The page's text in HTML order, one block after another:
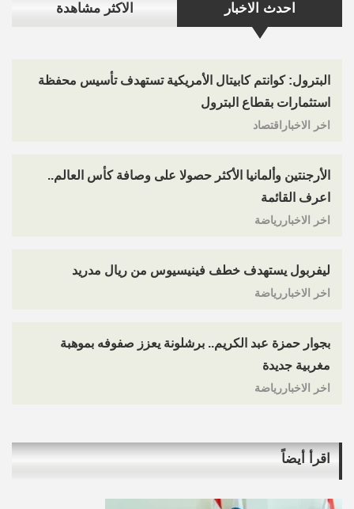
احدث الاخبار الاكثر مشاهدة
البترول: كوانتم كابيتال الأمريكية تستهدف تأسيس محفظة
استثمارات بقطاع البترول
اخر الاخباراقتصاد
الأرجنتين وألمانيا الأكثر حصولا على وصافة كأس العالم..
اعرف القائمة
اخر الاخباررياضة
ليفربول يستهدف خطف فينيسيوس من ريال مدريد
اخر الاخباررياضة
بجوار حمزة عبد الكريم.. برشلونة يعزز صفوفه بموهبة
مغربية جديدة
اخر الاخباررياضة
اقرأ أيضاً